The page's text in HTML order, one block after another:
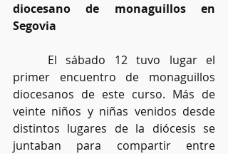
diocesano de monaguillos en
Segovia
primer encuentro de monaguillos
diocesanos de este curso. Más de
veinte niños y niñas venidos desde
distintos lugares de la diócesis se
juntaban para compartir entre